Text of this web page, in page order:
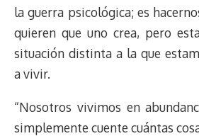
la guerra psicológica; es
quieren que uno crea, pero
situación distinta a la que
a vivir.
“Nosotros vivimos en
simplemente cuente cuántas